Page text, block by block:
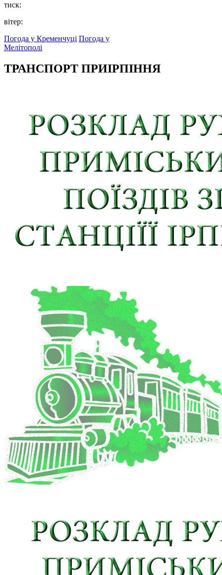
тиск:
вітер:
Погода у Кременчуці Погода у
Мелітополі
ТРАНСПОРТ ПРИІРПІННЯ